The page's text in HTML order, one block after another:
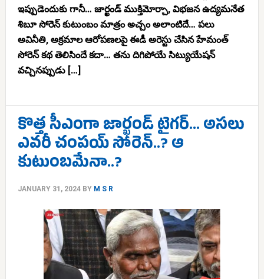
ఇప్పుడెందుకు గానీ… జార్ఖండ్ ముక్తిమోర్చా, విభజన ఉద్యమనేత
శిబూ సోరెన్ కుటుంబం మాత్రం అచ్చం అలాంటిదే… పలు
అవినీతి, అక్రమాల ఆరోపణలపై ఈడీ అరెస్టు చేసిన హేమంత్
సోరెన్ కథ తెలిసిందే కదా… తను దిగిపోయే సిట్యుయేషన్
వచ్చినప్పుడు […]
కొత్త సీఎంగా జార్ఖండ్ టైగర్… అసలు
ఎవరీ చంపయ్ సోరెన్..? ఆ
కుటుంబమేనా..?
JANUARY 31, 2024BY M S R